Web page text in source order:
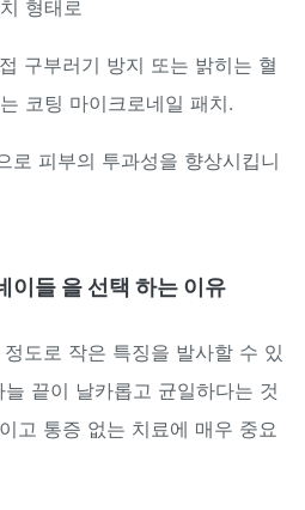
형태로
구부러기 방지 또는 밝히는 혈
코팅 마이크로네일 패치.
로 피부의 투과성을 향상시킵니
이들 을 선택 하는 이유
도로 작은 특징을 발사할 수 있
끝이 날카롭고 균일하다는 것
고 통증 없는 치료에 매우 중요